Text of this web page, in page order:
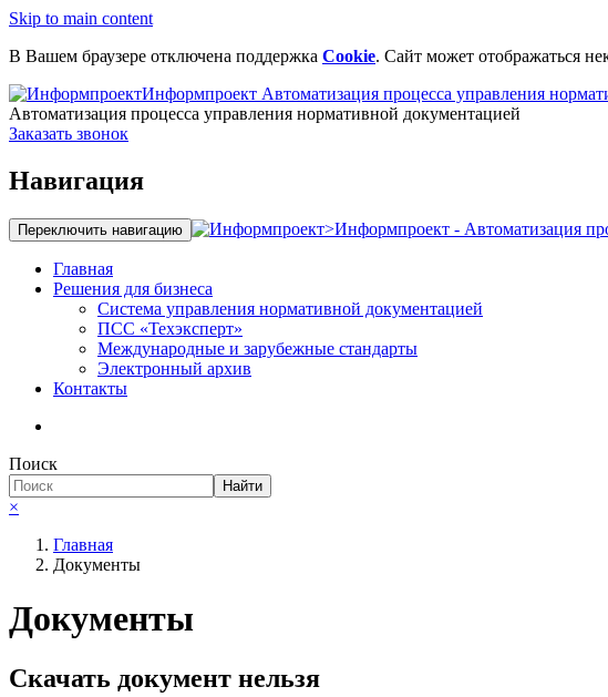
Skip to main content
В Вашем браузере отключена поддержка Cookie. Сайт может отображаться
Информпроект Автоматизация процесса управления
Автоматизация процесса управления нормативной документацией
Заказать звонок
Навигация
Переключить навигацию >Информпроект - Автоматизация
Главная
Решения для бизнеса
Система управления нормативной документацией
ПСС «Техэксперт»
Международные и зарубежные стандарты
Электронный архив
Контакты
Поиск
Найти
×
Главная
Документы
Документы
Скачать документ нельзя